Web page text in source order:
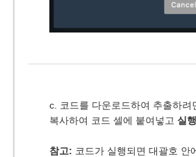
c. 코드를 다운로드하여 추출하려
복사하여 코드 셀에 붙여넣고 실행
참고: 코드가 실행되면 대괄호 안